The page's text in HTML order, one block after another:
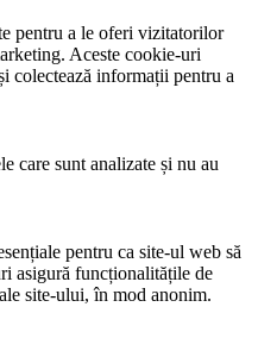
pentru a le oferi vizitatorilor
Aceste cookie-uri
colectează informații pentru a
care sunt analizate și nu au
pentru ca site-ul web să
asigură funcționalitățile de
site-ului, în mod anonim.